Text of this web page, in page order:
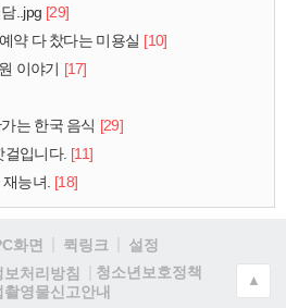
..jpg [29]
약 다 찼다는 미용실 [10]
이야기 [17]
는 한국 음식 [29]
걸입니다. [11]
능녀. [18]
화면 퀵링크
설정
보처리방침
청소년보호정책
촬영물신고안내
▲